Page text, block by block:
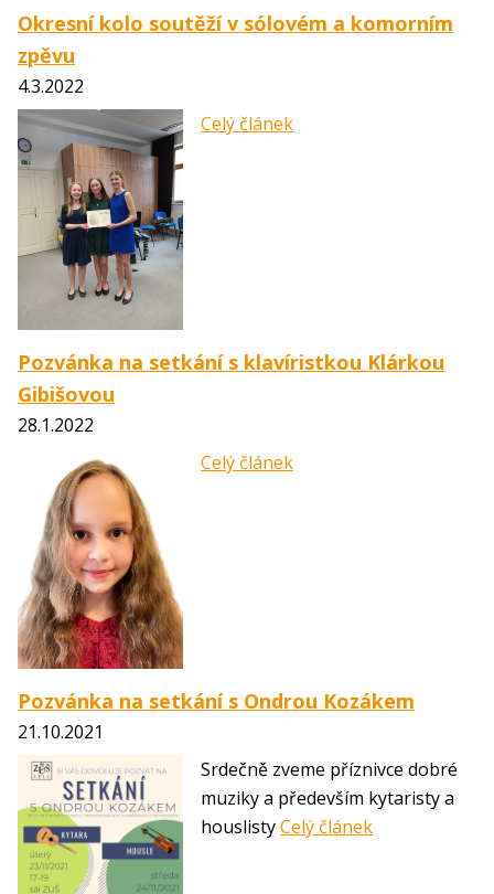
Okresní kolo soutěží v sólovém a komorním
zpěvu
4.3.2022
Celý článek
Pozvánka na setkání s klavíristkou Klárkou
Gibišovou
28.1.2022
Celý článek
Pozvánka na setkání s Ondrou Kozákem
21.10.2021
Srdečně zveme příznivce dobré
muziky a především kytaristy a
houslistyCelý článek